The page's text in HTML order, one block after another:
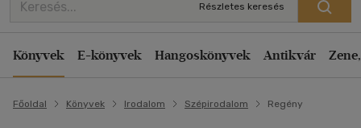
Részletes keresés
Könyvek E-könyvek Hangoskönyvek Antikvár
Főoldal Könyvek Irodalom Szépirodalom Regény